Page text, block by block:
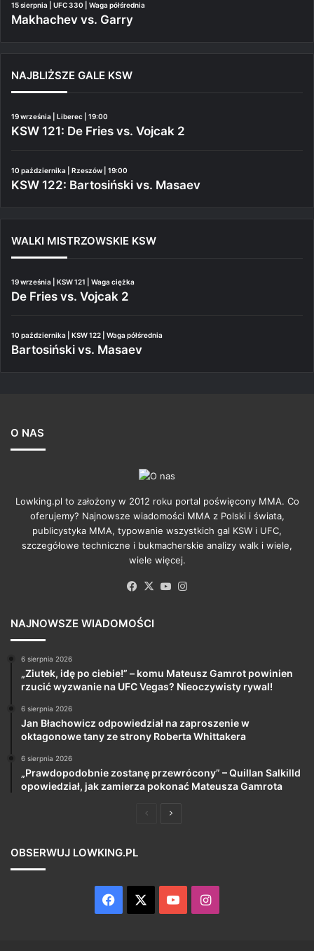
15 sierpnia | UFC 330 | Waga półśrednia
Makhachev vs. Garry
NAJBLIŻSZE GALE KSW
19 września | Liberec | 19:00
KSW 121: De Fries vs. Vojcak 2
10 października | Rzeszów | 19:00
KSW 122: Bartosiński vs. Masaev
WALKI MISTRZOWSKIE KSW
19 września | KSW 121 | Waga ciężka
De Fries vs. Vojcak 2
10 października | KSW 122 | Waga półśrednia
Bartosiński vs. Masaev
O NAS
Lowking.pl to założony w 2012 roku portal poświęcony MMA. Co
oferujemy? Najnowsze wiadomości MMA z Polski i świata,
publicystyka MMA, typowanie wszystkich gal KSW i UFC,
szczegółowe techniczne i bukmacherskie analizy walk i wiele,
wiele więcej.
Facebook
X YouTube
NAJNOWSZE WIADOMOŚCI
6 sierpnia 2026
„Ziutek, idę po ciebie!” – komu Mateusz Gamrot powinien
rzucić wyzwanie na UFC Vegas? Nieoczywisty rywal!
6 sierpnia 2026
Jan Błachowicz odpowiedział na zaproszenie w
oktagonowe tany ze strony Roberta Whittakera
6 sierpnia 2026
„Prawdopodobnie zostanę przewrócony” – Quillan Salkilld
opowiedział, jak zamierza pokonać Mateusza Gamrota
PoprzedniaNastępna
OBSERWUJ LOWKING.PL
Facebook YouTubeInstagram